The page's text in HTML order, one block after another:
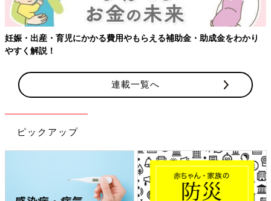
妊娠・出産・育児にかかる費用やもらえる補助金・助成金をわかり
やすく解説！
連載一覧へ
ピックアップ